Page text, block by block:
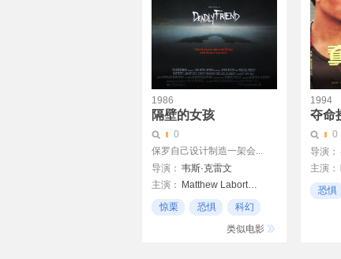
1986
隔壁的女孩
0
保罗自己设计制造一架会...
导演： 韦斯·克雷文
主演：
Matthew Laborteaux
克里斯蒂·斯旺森
惊栗 恐惧
科幻
类似电影
1994
夺命
0
导演：
主演：
王维德
恐惧